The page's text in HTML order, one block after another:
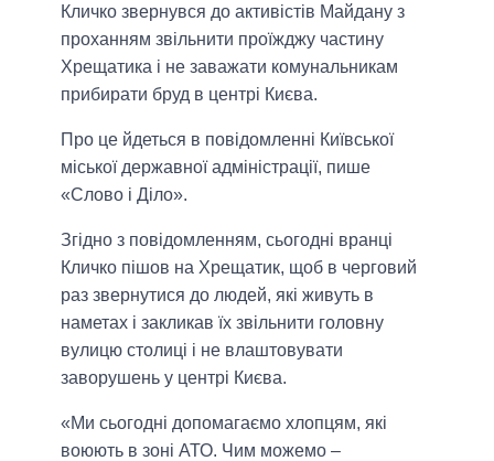
Кличко звернувся до активістів Майдану з
проханням звільнити проїжджу частину
Хрещатика і не заважати комунальникам
прибирати бруд в центрі Києва.
Про це йдеться в повідомленні Київської
міської державної адміністрації, пише
«Слово і Діло».
Згідно з повідомленням, сьогодні вранці
Кличко пішов на Хрещатик, щоб в черговий
раз звернутися до людей, які живуть в
наметах і закликав їх звільнити головну
вулицю столиці і не влаштовувати
заворушень у центрі Києва.
«Ми сьогодні допомагаємо хлопцям, які
воюють в зоні АТО. Чим можемо –